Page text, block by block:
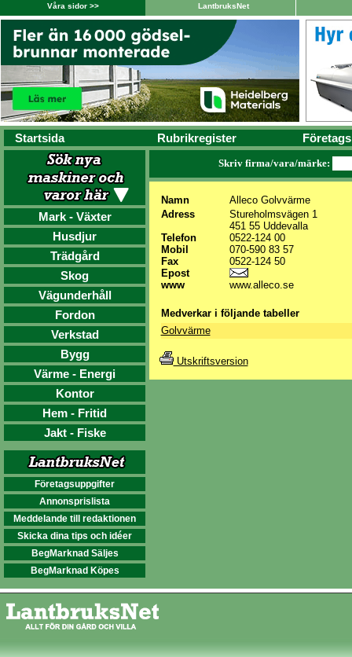
Våra sidor >> LantbruksNet
Startsida Rubrikregister
Mark - Växter
Husdjur
Trädgård
Skog
Vägunderhåll
Fordon
Verkstad
Bygg
Värme - Energi
Kontor
Hem - Fritid
Jakt - Fiske
Företagsuppgifter
Annonsprislista
Meddelande till redaktionen
Skicka dina tips och idéer
BegMarknad Säljes
BegMarknad Köpes
Skriv firma/vara/märke:
Namn
Alleco Golvvärme
Adress
Stureholmsvägen 1
451 55 Uddevalla
Telefon
0522-124 00
Mobil
070-590 83 57
Fax
0522-124 50
Epost
www
www.alleco.se
Medverkar i följande tabeller
Golvvärme
Utskriftsversion